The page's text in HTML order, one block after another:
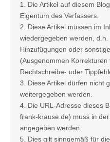
1. Die Artikel auf diesem
Eigentum des Verfassers.
2. Diese Artikel müssen im
wiedergegeben werden, d.h.
Hinzufügungen oder
(Ausgenommen Korrekturen
Rechtschreibe- oder
3. Diese Artikel dürfen nicht
weitergegeben werden.
4. Die URL-Adresse dieses
frank-krause.de) muss in
angegeben werden.
5. Dies gilt sinngemäß für